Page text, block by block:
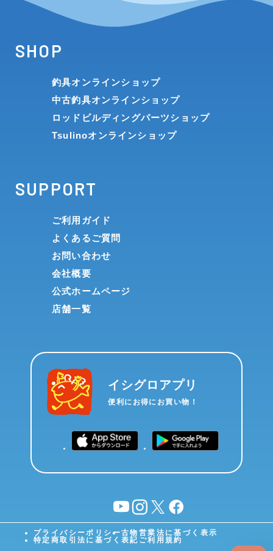
SHOP
釣具オンラインショップ
中古釣具オンラインショップ
ロッドビルディングパーツショップ
Tsulinoオンラインショップ
SUPPORT
ご利用ガイド
よくあるご質問
お問い合わせ
会社概要
公式ホームページ
店舗一覧
イシグロアプリ
便利にお得にお買い物！
YouTubeinstagram
X facebook
プライバシーポリシー古物営業法に基づく表示
特定商取引法に基づく表記 ご利用規約